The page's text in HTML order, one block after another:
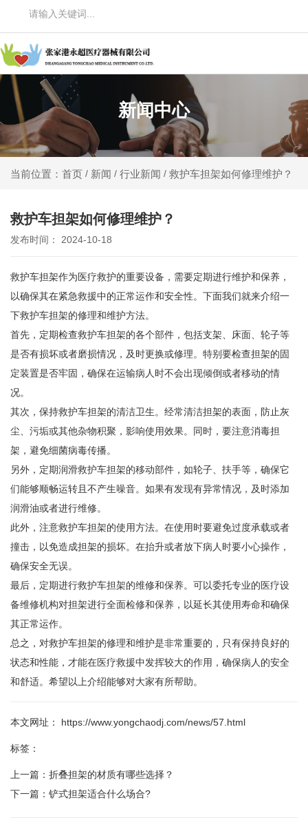
新闻中心
当前位置：首页 / 新闻 / 行业新闻 / 救护车担架如何修理维护？
救护车担架如何修理维护？
发布时间： 2024-10-18
救护车担架作为医疗救护的重要设备，需要定期进行维护和保养，
以确保其在紧急救援中的正常运作和安全性。下面我们就来介绍一
下救护车担架的修理和维护方法。
首先，定期检查救护车担架的各个部件，包括支架、床面、轮子等
是否有损坏或者磨损情况，及时更换或修理。特别要检查担架的固
定装置是否牢固，确保在运输病人时不会出现倾倒或者移动的情
况。
其次，保持救护车担架的清洁卫生。经常清洁担架的表面，防止灰
尘、污垢或其他杂物积聚，影响使用效果。同时，要注意消毒担
架，避免细菌病毒传播。
另外，定期润滑救护车担架的移动部件，如轮子、扶手等，确保它
们能够顺畅运转且不产生噪音。如果有发现有异常情况，及时添加
润滑油或者进行维修。
此外，注意救护车担架的使用方法。在使用时要避免过度承载或者
撞击，以免造成担架的损坏。在抬升或者放下病人时要小心操作，
确保安全无误。
最后，定期进行救护车担架的维修和保养。可以委托专业的医疗设
备维修机构对担架进行全面检修和保养，以延长其使用寿命和确保
其正常运作。
总之，对救护车担架的修理和维护是非常重要的，只有保持良好的
状态和性能，才能在医疗救援中发挥较大的作用，确保病人的安全
和舒适。希望以上介绍能够对大家有所帮助。
本文网址： https://www.yongchaodj.com/news/57.html
标签：
上一篇： 折叠担架的材质有哪些选择？
下一篇： 铲式担架适合什么场合?